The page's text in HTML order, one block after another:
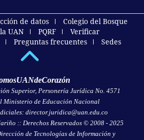
de datos
Colegio del Bosque
UAN
PQRF
Verificar
Preguntas frecuentes Sedes
Superior, Personería Jurídica No. 4571
Ministerio de Educación Nacional
director.juridica@uan.edu.co
:: Derechos Reservados © 2008 - 2025
de Tecnologías de Información y